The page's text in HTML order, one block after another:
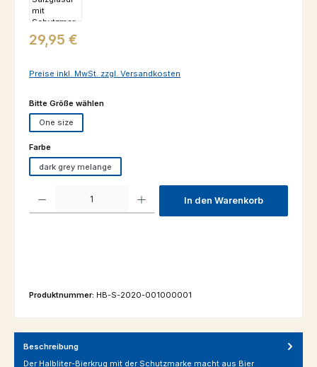
Regulärer Preis:
29,95 €
Preise inkl. MwSt. zzgl. Versandkosten
Bitte Größe wählenauswählen
One size
Farbeauswählen
dark grey melange
In den Warenkorb
Produktnummer: HB-S-2020-001000001
Beschreibung
Der Halbliter-Bierkrug mit der Schutzmarke macht aus Bier